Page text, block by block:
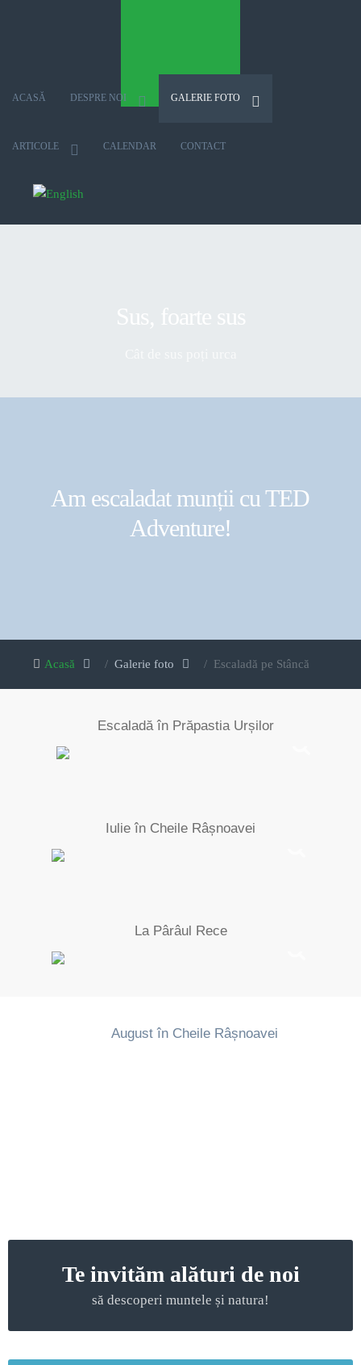
ACASĂ DESPRE NOI GALERIE FOTO
ARTICOLE CALENDAR CONTACT
Selectați limba dvs
Am escaladat munții cu TED
Adventure!
Acasă Galerie foto Escaladă pe Stâncă
Escaladă în Prăpastia Urșilor
Iulie în Cheile Râșnoavei
La Pârâul Rece
August în Cheile Râșnoavei
Te invităm alături de noi
să descoperi muntele și natura!